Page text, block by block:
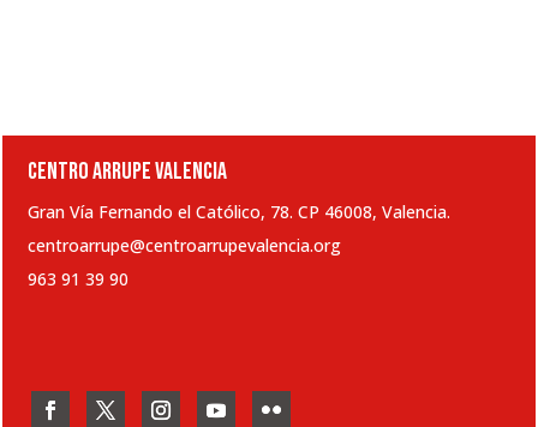
CENTRO ARRUPE VALENCIA
Gran Vía Fernando el Católico, 78. CP 46008, Valencia.
centroarrupe@centroarrupevalencia.org
963 91 39 90